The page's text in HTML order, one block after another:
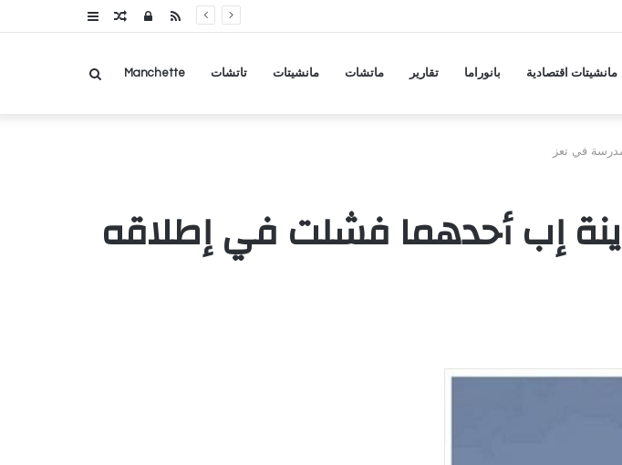
عمودمقالتسجيلRSS
مانشيتات اقتصادية بانوراما تقارير ماتشات مانشيتات تاتشات Manchette بحث
في تعز
إب أحدهما فشلت في إطلاقه